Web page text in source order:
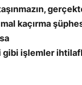
kaçırma
gibi işlemler